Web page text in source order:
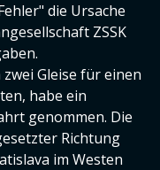
die Ursache
ZSSK
Gleise für einen
habe ein
genommen. Die
Richtung
im Westen